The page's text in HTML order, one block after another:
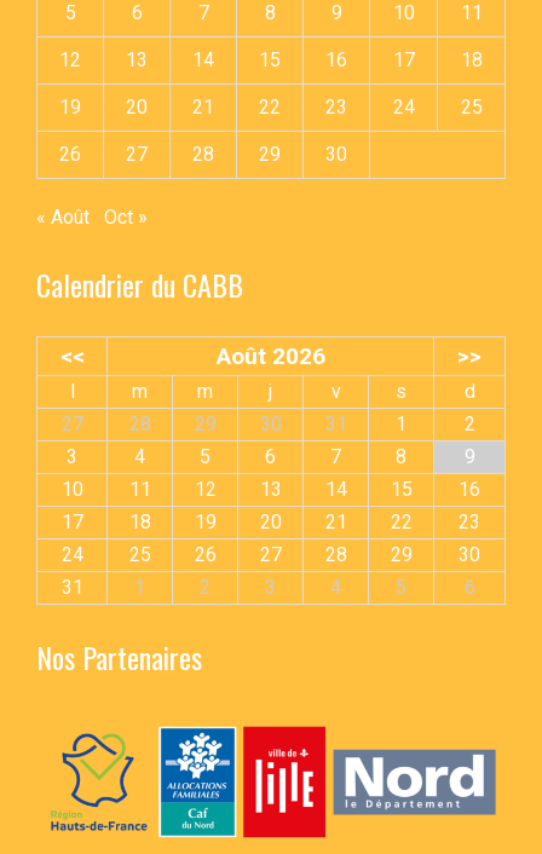
5 6 7 8 9 10 11
12 13 14 15 16 17 18
19 20 21 22 23 24 25
26 27 28 29 30
« Août Oct »
Calendrier du CABB
<< Août 2026 >>
m m j v s
d
27
28 29 30 31 1
2
3
4 5 6 7 8
9
10
11 12 13 14 15
16
17
18 19 20 21 22
23
24
25 26 27 28 29
30
31
1 2 3 4 5 6
Nos Partenaires